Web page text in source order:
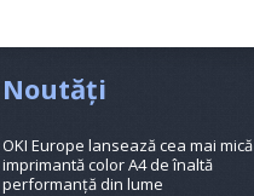
Noutăți
OKI Europe lansează cea mai mică
imprimantă color A4 de înaltă
performanță din lume